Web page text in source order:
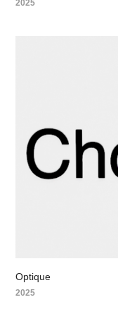
2025
Optique
2025